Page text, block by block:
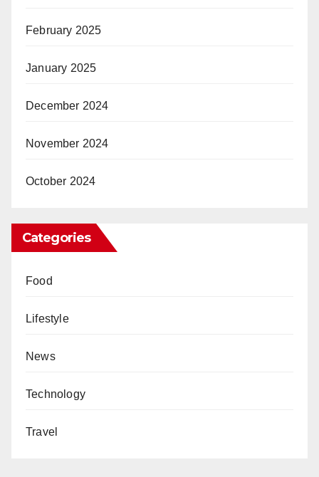
February 2025
January 2025
December 2024
November 2024
October 2024
Categories
Food
Lifestyle
News
Technology
Travel